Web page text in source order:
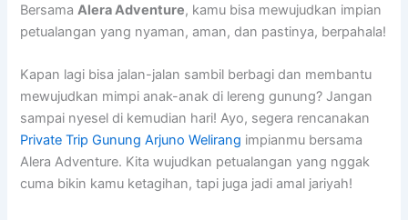
BersamaAlera Adventure, kamu bisa mewujudkan impian
petualangan yang nyaman, aman, dan pastinya, berpahala!
Kapan lagi bisa jalan-jalan sambil berbagi dan membantu
mewujudkan mimpi anak-anak di lereng gunung? Jangan
sampai nyesel di kemudian hari! Ayo, segera rencanakan
Private Trip Gunung Arjuno Welirang impianmu bersama
Alera Adventure. Kita wujudkan petualangan yang nggak
cuma bikin kamu ketagihan, tapi juga jadi amal jariyah!